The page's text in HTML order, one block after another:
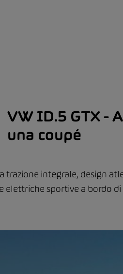
VW ID.5 GTX -
una coupé
trazione integrale, design
elettriche sportive a bordo